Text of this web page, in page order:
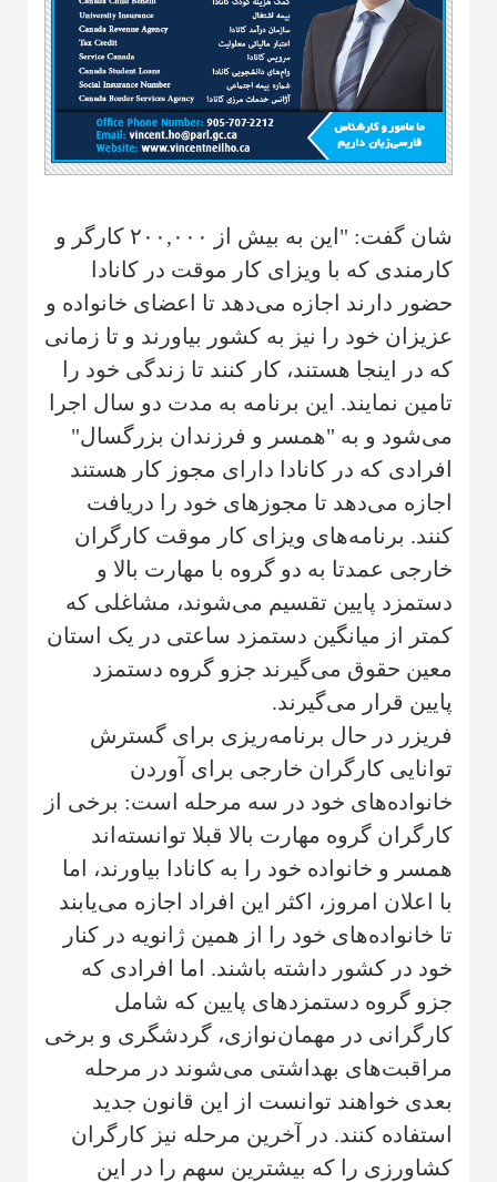
شان گفت: "این به بیش از ۲۰۰,۰۰۰ کارگر و
کارمندی که با ویزای کار موقت در کانادا
حضور دارند اجازه می‌دهد تا اعضای خانواده و
عزیزان خود را نیز به کشور بیاورند و تا زمانی
که در اینجا هستند، کار کنند تا زندگی خود را
تامین نمایند. این برنامه به مدت دو سال اجرا
می‌شود و به "همسر و فرزندان بزرگسال"
افرادی که در کانادا دارای مجوز کار هستند
اجازه می‌دهد تا مجوزهای خود را دریافت
کنند. برنامه‌های ویزای کار موقت کارگران
خارجی عمدتا به دو گروه با مهارت بالا و
دستمزد پایین تقسیم می‌شوند، مشاغلی که
کمتر از میانگین دستمزد ساعتی در یک استان
معین حقوق می‌گیرند جزو گروه دستمزد
پایین قرار می‌گیرند.
فریزر در حال برنامه‌ریزی برای گسترش
توانایی کارگران خارجی برای آوردن
خانواده‌های خود در سه مرحله است: برخی از
کارگران گروه مهارت بالا قبلا توانسته‌اند
همسر و خانواده خود را به کانادا بیاورند، اما
با اعلان امروز، اکثر این افراد اجازه می‌یابند
تا خانواده‌های خود را از همین ژانویه در کنار
خود در کشور داشته باشند. اما افرادی که
جزو گروه دستمزدهای پایین که شامل
کارگرانی در مهمان‌نوازی، گردشگری و برخی
مراقبت‌های بهداشتی می‌شوند در مرحله
بعدی خواهند توانست از این قانون جدید
استفاده کنند. در آخرین مرحله نیز کارگران
کشاورزی را که بیشترین سهم را در این